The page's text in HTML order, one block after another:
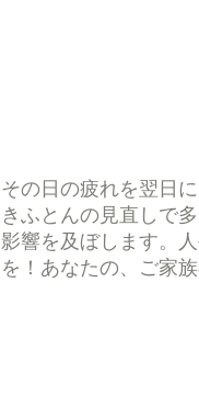
その日の疲れを翌日
きふとんの見直しで
影響を及ぼします。
を！あなたの、ご家